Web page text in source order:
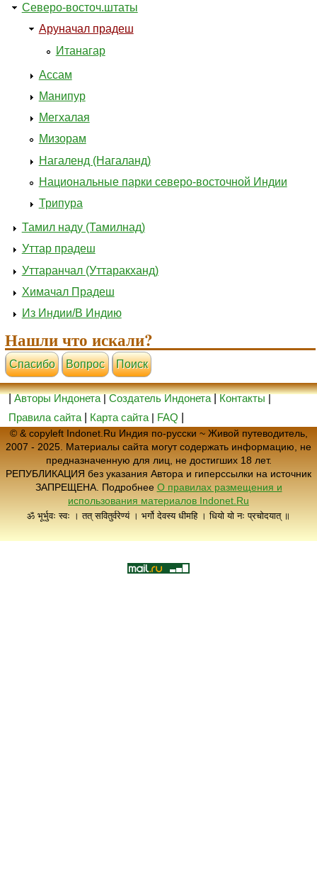
Северо-восточ.штаты
Аруначал прадеш
Итанагар
Ассам
Манипур
Мегхалая
Мизорам
Нагаленд (Нагаланд)
Национальные парки северо-восточной Индии
Трипура
Тамил наду (Тамилнад)
Уттар прадеш
Уттаранчал (Уттаракханд)
Химачал Прадеш
Из Индии/В Индию
Нашли что искали?
Cпасибо Вопрос Поиск
|Авторы Индонета|Создатель Индонета|Контакты|
Правила сайта
Карта сайта | FAQ
© & copyleft Indonet.Ru Индия по-русски ~ Живой путеводитель,
2007 - 2025. Материалы сайта могут содержать информацию, не
предназначенную для лиц, не достигших 18 лет.
РЕПУБЛИКАЦИЯ без указания Автора и гиперссылки на источник
ЗАПРЕЩЕНА. Подробнее О правилах размещения и
использования материалов Indonet.Ru
ॐ भूर्भुवः स्वः । तत् सवितुर्वरेण्यं । भर्गो देवस्य धीमहि । धियो यो नः प्रचोदयात् ॥